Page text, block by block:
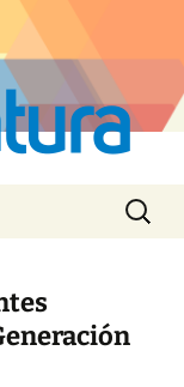
Buscar: